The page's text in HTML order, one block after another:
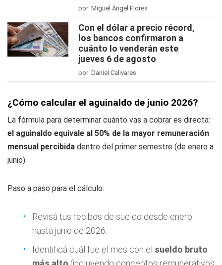
por Miguel Ángel Flores
Con el dólar a precio récord,
los bancos confirmaron a
cuánto lo venderán este
jueves 6 de agosto
por Daniel Calivares
¿Cómo calcular el aguinaldo de junio 2026?
La fórmula para determinar cuánto vas a cobrar es directa:
el aguinaldo equivale al 50% de la mayor remuneración
mensual percibida dentro del primer semestre (de enero a
junio).
Paso a paso para el cálculo:
Revisá tus recibos de sueldo desde enero
hasta junio de 2026.
Identificá cuál fue el mes con el sueldo bruto